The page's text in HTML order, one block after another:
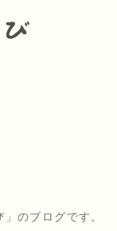
のブログです。